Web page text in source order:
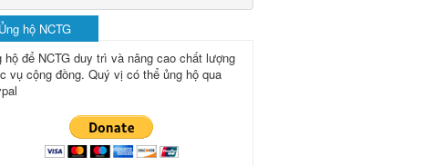
Ủng hộ NCTG
hộ để NCTG duy trì và nâng cao chất lượng
vụ cộng đồng. Quý vị có thể ủng hộ qua